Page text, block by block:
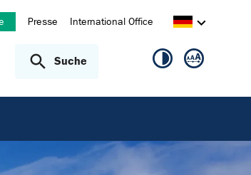
Presse International Office
Suche